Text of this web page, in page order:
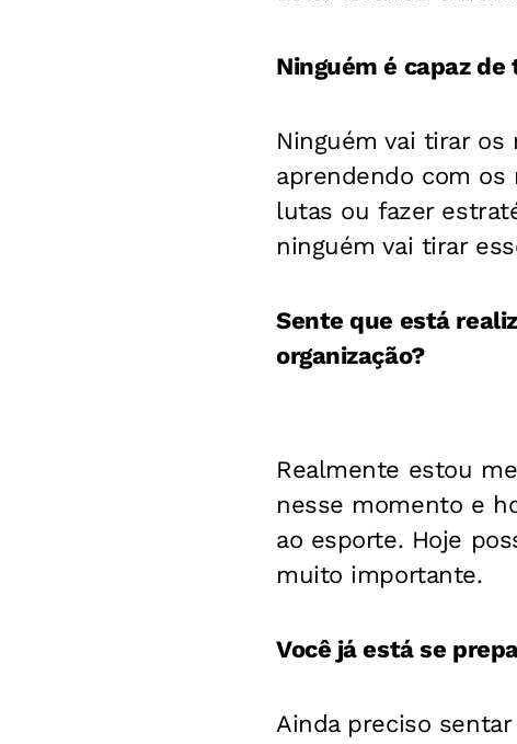
Ninguém é capaz
Ninguém vai tirar
aprendendo com os
lutas ou fazer
ninguém vai tirar
Sente que está
organização?
Realmente estou
nesse momento e
ao esporte. Hoje
muito importante.
Você já está se
Ainda preciso